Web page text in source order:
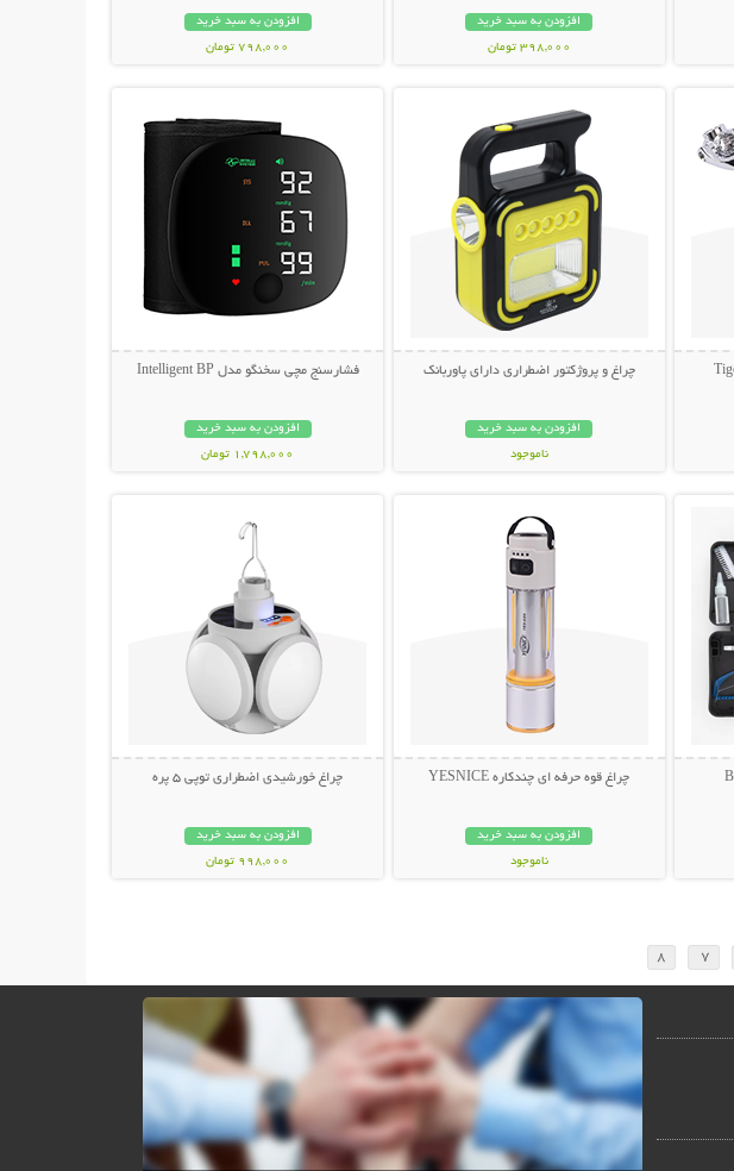
افزودن به سبد خرید
398,000 تومان
افزودن به سبد خرید
798,000 تومان
چراغ و پروژکتور اضطراری دارای پاوربانک
افزودن به سبد خرید
ناموجود
فشارسنج مچی سخنگو مدل Intelligent BP
افزودن به سبد خرید
1,798,000 تومان
چراغ قوه حرفه ای چندکاره YESNICE
افزودن به سبد خرید
ناموجود
چراغ خورشیدی اضطراری توپی 5 پره
افزودن به سبد خرید
998,000 تومان
7
8